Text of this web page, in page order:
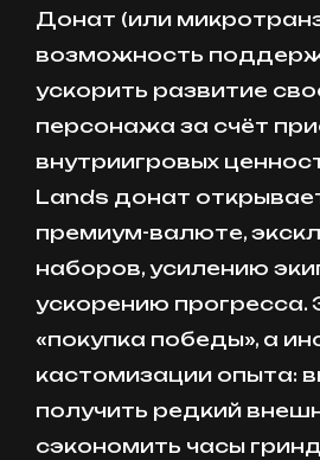
Донат (или
возможность
ускорить развитие
персонажа за счёт
внутриигровых
Lands донат
премиум-валюте,
наборов, усилению
ускорению прогресса.
«покупка победы», а
кастомизации опыта:
получить редкий
сэкономить часы